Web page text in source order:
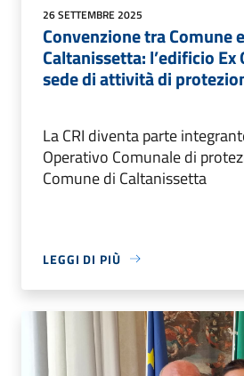
26 SETTEMBRE 2025
Convenzione tra Comune
Caltanissetta: l’edificio Ex
sede di attività di
La CRI diventa parte
Operativo Comunale di
Comune di Caltanissetta
LEGGI DI PIÙ